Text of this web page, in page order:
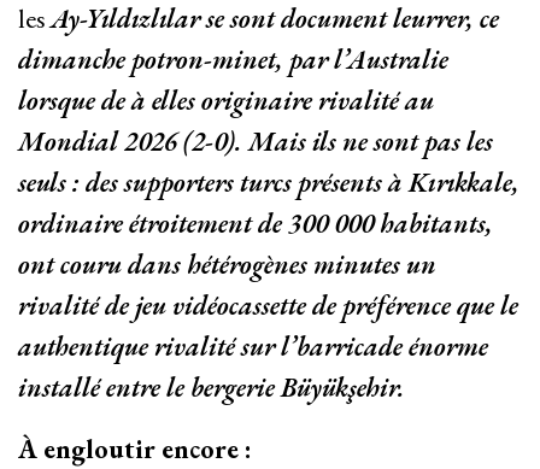
lesAy-Yıldızlılar se sont document leurrer, ce
dimanche potron-minet, par l’Australie
lorsque de à elles originaire rivalité au
Mondial 2026 (2-0). Mais ils ne sont pas les
seuls : des supporters turcs présents à Kırıkkale,
ordinaire étroitement de 300 000 habitants,
ont couru dans hétérogènes minutes un
rivalité de jeu vidéocassette de préférence que le
authentique rivalité sur l’barricade énorme
installé entre le bergerie Büyükşehir.
À engloutir encore :